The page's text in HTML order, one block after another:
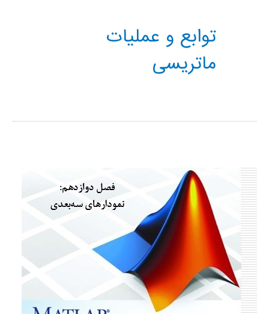
توابع و عملیات
ماتریسی